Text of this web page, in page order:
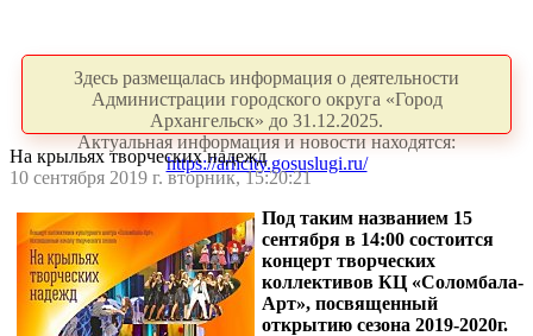
Здесь размещалась информация о деятельности
Администрации городского округа «Город
Архангельск» до 31.12.2025.
Актуальная информация и новости находятся:
https://arhcity.gosuslugi.ru/
На крыльях творческих надежд
10 сентября 2019 г. вторник, 15:20:21
Под таким названием 15
сентября в 14:00 состоится
концерт творческих
коллективов КЦ «Соломбала-
Арт», посвященный
открытию сезона 2019-2020г.